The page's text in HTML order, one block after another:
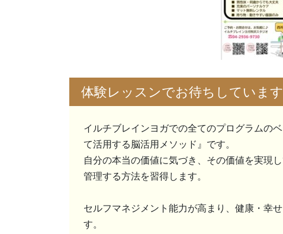
体験レッスンでお待ちしています
イルチブレインヨガでの全てのプログラムの
て活用する脳活用メソッド』です。
自分の本当の価値に気づき、その価値を実現
管理する方法を習得します。
セルフマネジメント能力が高まり、健康・幸
す。